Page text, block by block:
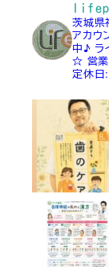
茨城県
アカウ
中♪ ラ
☆ 営
定休日